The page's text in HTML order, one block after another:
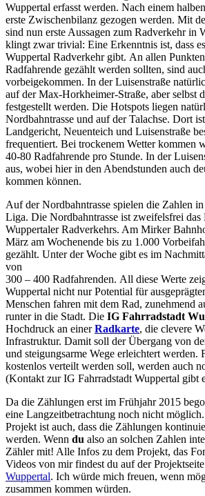
Wuppertal erfasst werden. Nach einem
erste Zwischenbilanz gezogen werden. Mit
sind nun erste Aussagen zum Radverkehr in
klingt zwar trivial: Eine Erkenntnis ist, dass
Wuppertal Radverkehr gibt. An allen
Radfahrende gezählt werden sollten, sind
vorbeigekommen. In der Luisenstraße
auf der Max-Horkheimer-Straße, aber selbst
festgestellt werden. Die Hotspots liegen
Nordbahntrasse und auf der Talachse. Dort
Landgericht, Neuenteich und Luisenstraße
frequentiert. Bei trockenem Wetter kommen
40-80 Radfahrende pro Stunde. In der
aus, wobei hier in den Abendstunden auch
kommen können.
Auf der Nordbahntrasse spielen die Zahlen
Liga. Die Nordbahntrasse ist zweifelsfrei das
Wuppertaler Radverkehrs. Am Mirker
März am Wochenende bis zu 1.000
gezählt. Unter der Woche gibt es im
von
300 – 400 Radfahrenden. All diese Werte
Wuppertal nicht nur Potential für
Menschen fahren mit dem Rad, zunehmend
runter in die Stadt. Die IG Fahrradstadt
Hochdruck an einerRadkarte, die clevere
Infrastruktur. Damit soll der Übergang von
und steigungsarme Wege erleichtert werden.
kostenlos verteilt werden soll, werden auch
(Kontakt zur IG Fahrradstadt Wuppertal gibt
Da die Zählungen erst im Frühjahr 2015
eine Langzeitbetrachtung noch nicht
Projekt ist auch, dass die Zählungen
werden. Wenn du also an solchen Zahlen
Zähler mit! Alle Infos zu dem Projekt, das
Videos von mir findest du auf der
Wuppertal. Ich würde mich freuen, wenn
zusammen kommen würden.